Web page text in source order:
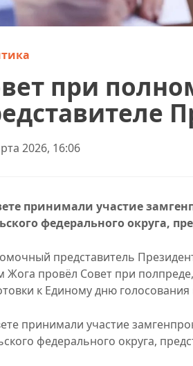
при
2026, 16:06
принимали участие
федерального округа,
представитель
Жога провёл Совет при
к Единому дню голосования
принимали участие
федерального округа,